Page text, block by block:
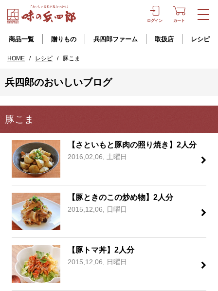
ログイン カート
商品一覧 贈りもの 兵四郎ファーム 取扱店 レシピ
HOME / レシピ / 豚こま
兵四郎のおいしいブログ
豚こま
【さといもと豚肉の照り焼き】2人分
2016,02,06, 土曜日
【豚ときのこの炒め物】2人分
2015,12,06, 日曜日
【豚トマ丼】2人分
2015,12,06, 日曜日